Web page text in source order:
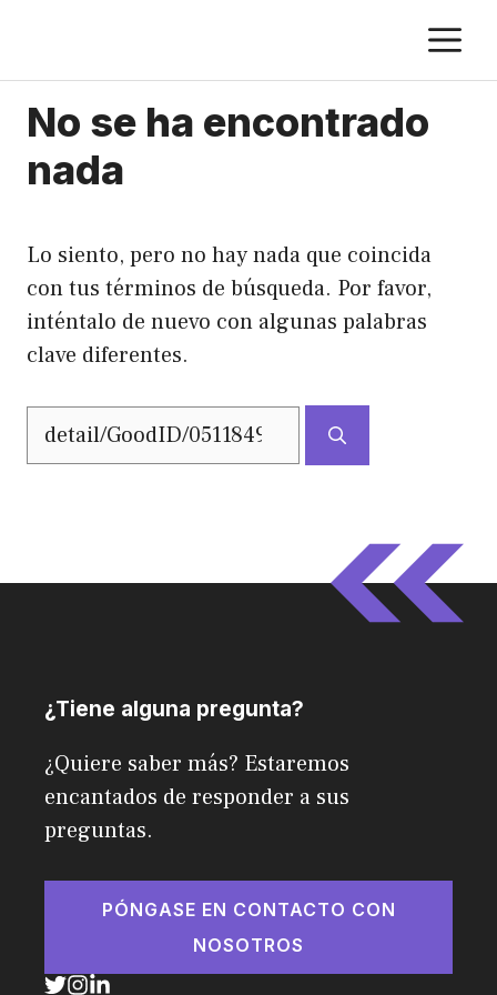
contenido
No se ha encontrado
nada
Lo siento, pero no hay nada que coincida
con tus términos de búsqueda. Por favor,
inténtalo de nuevo con algunas palabras
clave diferentes.
Buscar:
¿Tiene alguna pregunta?
¿Quiere saber más? Estaremos
encantados de responder a sus
preguntas.
PÓNGASE EN CONTACTO CON
NOSOTROS